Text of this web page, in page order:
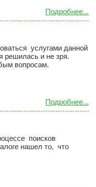
ДОПЫ
Подробнее...
услугами данной
решилась и не зря.
вопросам.
Подробнее...
поисков
нашел то, что